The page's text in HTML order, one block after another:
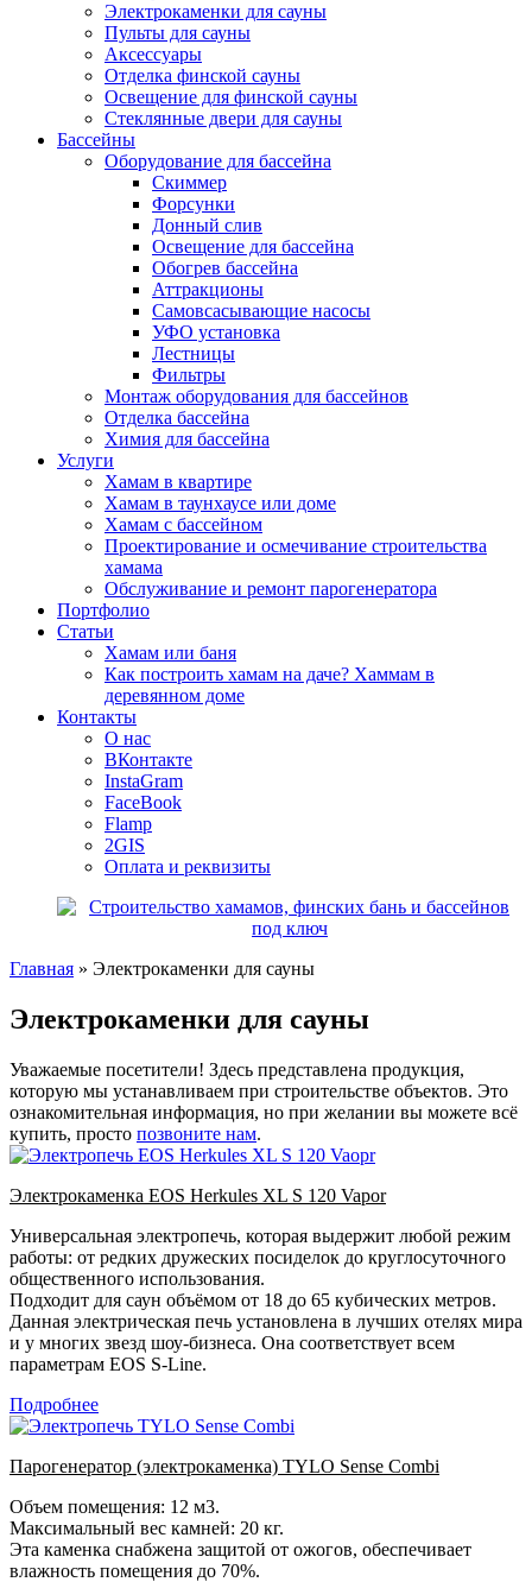
Электрокаменки для сауны
Пульты для сауны
Аксессуары
Отделка финской сауны
Освещение для финской сауны
Стеклянные двери для сауны
Бассейны
Оборудование для бассейна
Скиммер
Форсунки
Донный слив
Освещение для бассейна
Обогрев бассейна
Аттракционы
Самовсасывающие насосы
УФО установка
Лестницы
Фильтры
Монтаж оборудования для бассейнов
Отделка бассейна
Химия для бассейна
Услуги
Хамам в квартире
Хамам в таунхаусе или доме
Хамам с бассейном
Проектирование и осмечивание строительства
хамама
Обслуживание и ремонт парогенератора
Портфолио
Статьи
Хамам или баня
Как построить хамам на даче? Хаммам в
деревянном доме
Контакты
О нас
ВКонтакте
InstaGram
FaceBook
Flamp
2GIS
Оплата и реквизиты
Главная » Электрокаменки для сауны
Электрокаменки для сауны
Уважаемые посетители! Здесь представлена продукция,
которую мы устанавливаем при строительстве объектов. Это
ознакомительная информация, но при желании вы можете всё
купить, просто позвоните нам.
Электрокаменка EOS Herkules XL S 120 Vapor
Универсальная электропечь, которая выдержит любой режим
работы: от редких дружеских посиделок до круглосуточного
общественного использования.
Подходит для саун объёмом от 18 до 65 кубических метров.
Данная электрическая печь установлена в лучших отелях мира
и у многих звезд шоу-бизнеса. Она соответствует всем
параметрам EOS S-Line.
Подробнее
Парогенератор (электрокаменка) TYLO Sense Combi
Объем помещения: 12 м3.
Максимальный вес камней: 20 кг.
Эта каменка снабжена защитой от ожогов, обеспечивает
влажность помещения до 70%.